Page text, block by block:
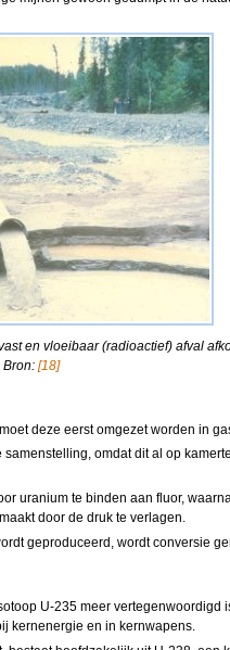
en vloeibaar (radioactief) afval
Bron: [18]
deze eerst omgezet worden in
omdat dit al op
uranium te binden aan fluor,
door de druk te verlagen.
geproduceerd, wordt conversie
U-235 meer vertegenwoordigd
kernenergie en in kernwapens.